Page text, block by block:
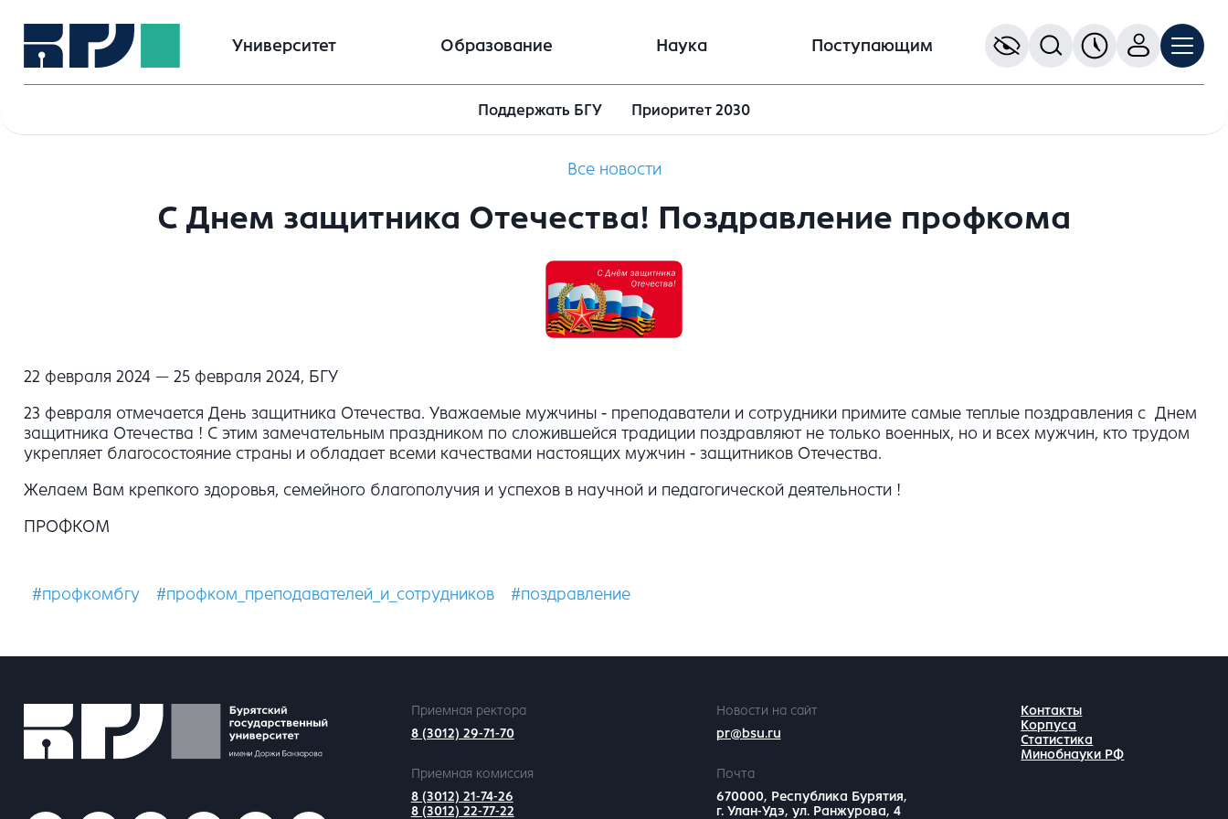
Университет Образование Наука Поступающим
Поддержать БГУ Приоритет 2030
Все новости
С Днем защитника Отечества! Поздравление профкома
22 февраля 2024 — 25 февраля 2024, БГУ
23 февраля отмечается День защитника Отечества. Уважаемые мужчины - преподаватели и сотрудники примите самые теплые поздравления с Днем
защитника Отечества ! С этим замечательным праздником по сложившейся традиции поздравляют не только военных, но и всех мужчин, кто трудом
укрепляет благосостояние страны и обладает всеми качествами настоящих мужчин - защитников Отечества.
Желаем Вам крепкого здоровья, семейного благополучия и успехов в научной и педагогической деятельности !
ПРОФКОМ
#профкомбгу #профком_преподавателей_и_сотрудников #поздравление
Приемная ректора
8 (3012) 29-71-70
Новости на сайт
pr@bsu.ru
Приемная комиссия
8 (3012) 21-74-26
8 (3012) 22-77-22
Почта
670000, Республика Бурятия,
г. Улан-Удэ, ул. Ранжурова, 4
Контакты
Корпуса
Статистика
Минобнауки РФ